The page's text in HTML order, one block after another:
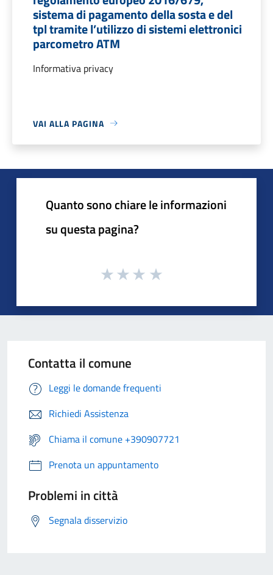
sistema di pagamento della sosta e del
tpl tramite l’utilizzo di sistemi elettronici
parcometro ATM
Informativa privacy
VAI ALLA PAGINA
Quanto sono chiare le informazioni
su questa pagina?
Contatta il comune
Leggi le domande frequenti
Richiedi Assistenza
Chiama il comune +390907721
Prenota un appuntamento
Problemi in città
Segnala disservizio